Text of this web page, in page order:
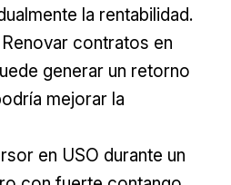
la rentabilidad.
Renovar contratos en
generar un retorno
mejorar la
en USO durante un